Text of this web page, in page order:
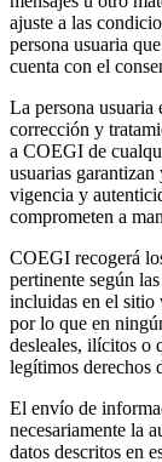
ajuste a las
persona usuaria
cuenta con el
La persona usuaria
corrección y
a COEGI de
usuarias
vigencia y
comprometen a
COEGI recogerá
pertinente según
incluidas en el sitio
por lo que en
desleales, ilícitos o
legítimos derechos
El envío de
necesariamente la
datos descritos en